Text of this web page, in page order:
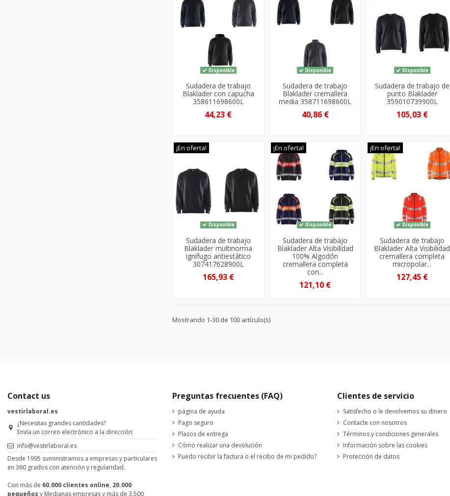
Disponible
Sudadera de trabajo
Blaklader con capucha
358611698600L
44,23 €
Disponible
Sudadera de trabajo
Blaklader cremallera
media 358711698600L
40,86 €
Disponible
Sudadera de trabajo de
punto Blaklader
359010739900L
105,03 €
¡En oferta!
Disponible
Sudadera de trabajo
Blaklader multinorma
ignífugo antiestático
307417628900L
165,93 €
¡En oferta!
Disponible
Sudadera de trabajo
Blaklader Alta Visibilidad
100% Algodón
cremallera completa
con...
121,10 €
¡En oferta!
Disponible
Sudadera de trabajo
Blaklader Alta Visibilidad
cremallera completa
micropolar...
127,45 €
Mostrando 1-30 de 100 artículo(s)
Contact us
vestirlaboral.es
¿Necesitas grandes cantidades?
Envía un correo electrónico a la dirección:
info@vestirlaboral.es
Desde 1995 suministramos a empresas y particulares
en 360 grados con atención y regularidad.
Con más de 60.000 clientes online, 20.000
pequeños y Medianas empresas y más de 3.500
Preguntas frecuentes (FAQ)
página de ayuda
Pago seguro
Plazos de entrega
Cómo realizar una devolución
Puedo recibir la factura o el recibo de mi pedido?
Clientes de servicio
Satisfecho o le devolvemos su dinero
Contacte con nosotros
Términos y condiciones generales
Información sobre las cookies
Protección de datos